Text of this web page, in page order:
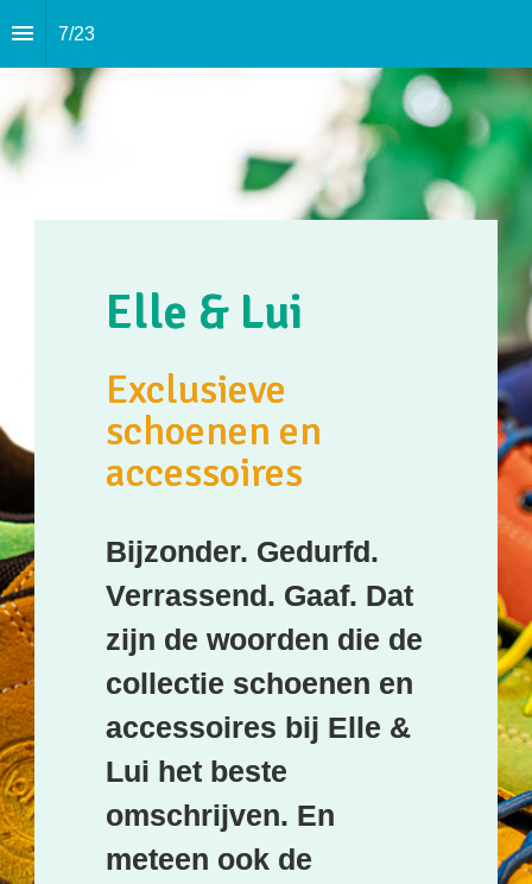
7/23
Elle & Lui
Exclusieve
schoenen en
accessoires
Bijzonder. Gedurfd.
Verrassend. Gaaf. Dat
zijn de woorden die de
collectie schoenen en
accessoires bij Elle &
Lui het beste
omschrijven. En
meteen ook de